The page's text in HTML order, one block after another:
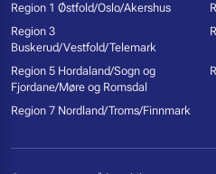
Region 1 Østfold/Oslo/Akershus
Region 3
Buskerud/Vestfold/Telemark
Region 5 Hordaland/Sogn og
Fjordane/Møre og Romsdal
Region 7 Nordland/Troms/Finnmark